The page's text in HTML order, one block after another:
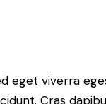
viverra
Cras